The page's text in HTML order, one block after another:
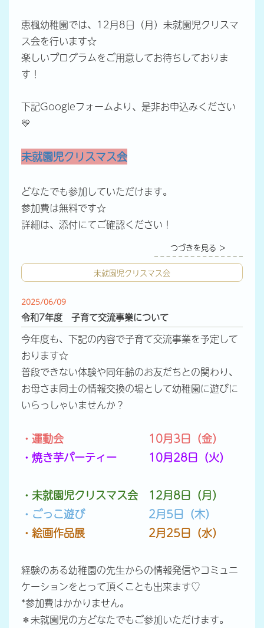
恵楓幼稚園では、12月8日（月）未就園児クリスマ
ス会を行います☆
楽しいプログラムをご用意してお待ちしておりま
す！
下記Googleフォームより、是非お申込みください
💛
未就園児クリスマス会
どなたでも参加していただけます。
参加費は無料です☆
詳細は、添付にてご確認ください！
つづきを見る ＞
未就園児クリスマス会
2025/06/09
令和7年度 子育て交流事業について
今年度も、下記の内容で子育て交流事業を予定して
おります☆
普段できない体験や同年齢のお友だちとの関わり、
お母さま同士の情報交換の場として幼稚園に遊びに
いらっしゃいませんか？
・運動会 10月3日（金）
・焼き芋パーティー 10月28日（火）
・未就園児クリスマス会 12月8日（月）
・ごっこ遊び 2月5日（木）
・絵画作品展 2月25日（水）
経験のある幼稚園の先生からの情報発信やコミュニ
ケーションをとって頂くことも出来ます♡
*参加費はかかりません。
＊未就園児の方どなたでもご参加いただけます。